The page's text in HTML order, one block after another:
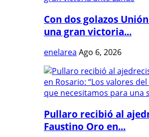
Con dos golazos
una gran victoria...
enelarea Ago 6, 2026
Pullaro recibió al
Faustino Oro en...